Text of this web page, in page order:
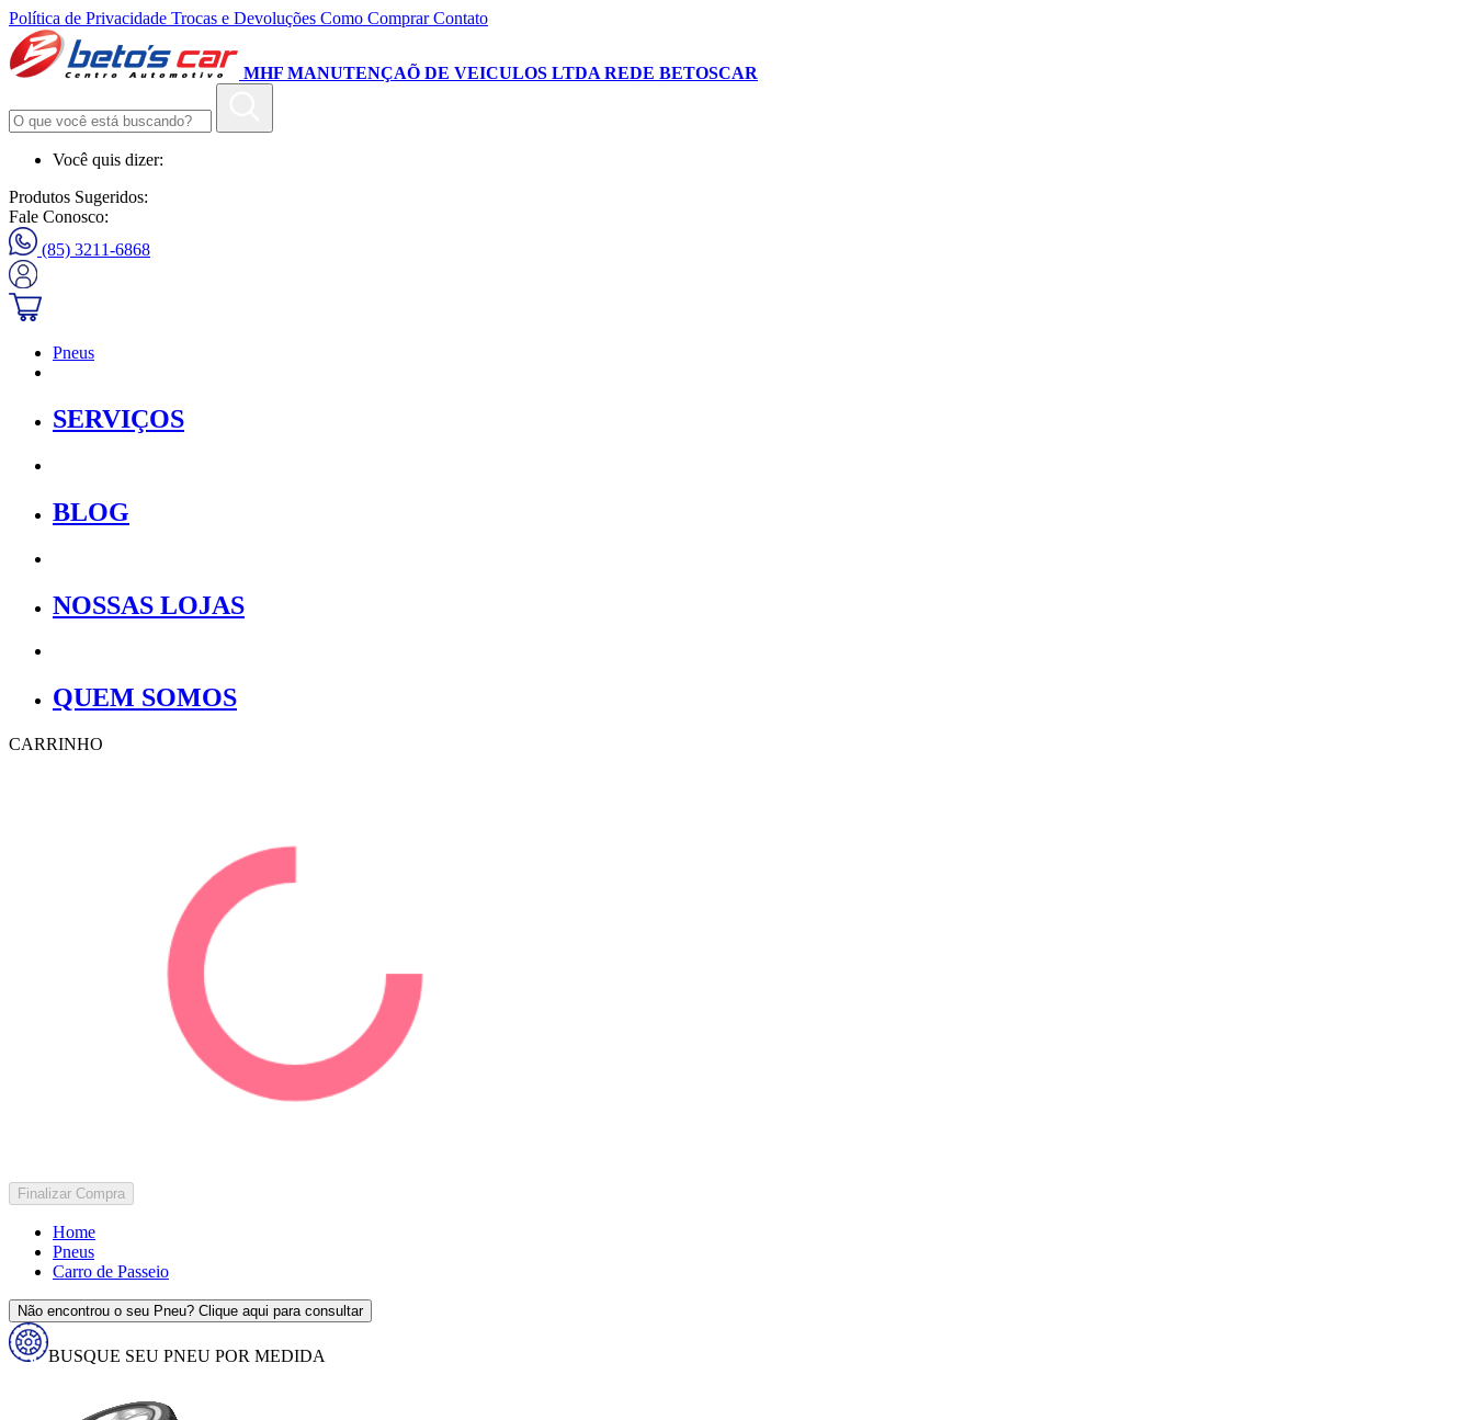
Política de Privacidade Trocas e Devoluções Como Comprar Contato
MHF MANUTENÇAÕ DE VEICULOS LTDA REDE BETOSCAR
Você quis dizer:
Produtos Sugeridos:
Fale Conosco:
(85) 3211-6868
Pneus
SERVIÇOS
BLOG
NOSSAS LOJAS
QUEM SOMOS
CARRINHO
Finalizar Compra
Home
Pneus
Carro de Passeio
Não encontrou o seu Pneu? Clique aqui para consultar
BUSQUE SEU PNEU POR MEDIDA